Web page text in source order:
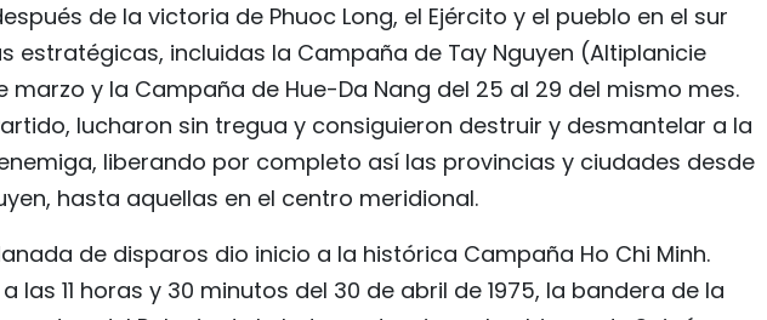
de la victoria de Phuoc Long, el Ejército y el pueblo en el sur
estratégicas, incluidas la Campaña de Tay Nguyen (Altiplanicie
marzo y la Campaña de Hue-Da Nang del 25 al 29 del mismo mes.
lucharon sin tregua y consiguieron destruir y desmantelar a la
liberando por completo así las provincias y ciudades desde
hasta aquellas en el centro meridional.
de disparos dio inicio a la histórica Campaña Ho Chi Minh.
las 11 horas y 30 minutos del 30 de abril de 1975, la bandera de la